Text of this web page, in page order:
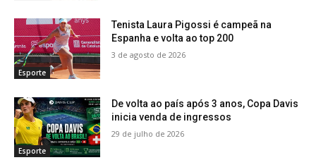
Esporte
Tenista Laura Pigossi é campeã na
Espanha e volta ao top 200
3 de agosto de 2026
Esporte
De volta ao país após 3 anos, Copa Davis
inicia venda de ingressos
29 de julho de 2026